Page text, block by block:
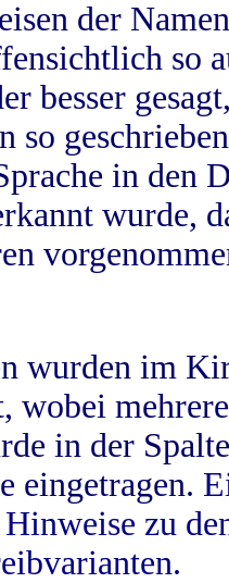
der
so
besser
so
in
wurde,
wurden im
wobei
in der
eingetragen.
zu